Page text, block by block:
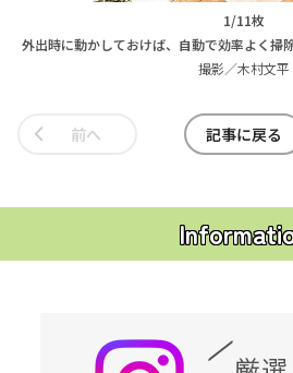
1/11枚
外出時に動かしておけば、自動で効率よく掃
撮影／木村文平
前へ 記事に戻る